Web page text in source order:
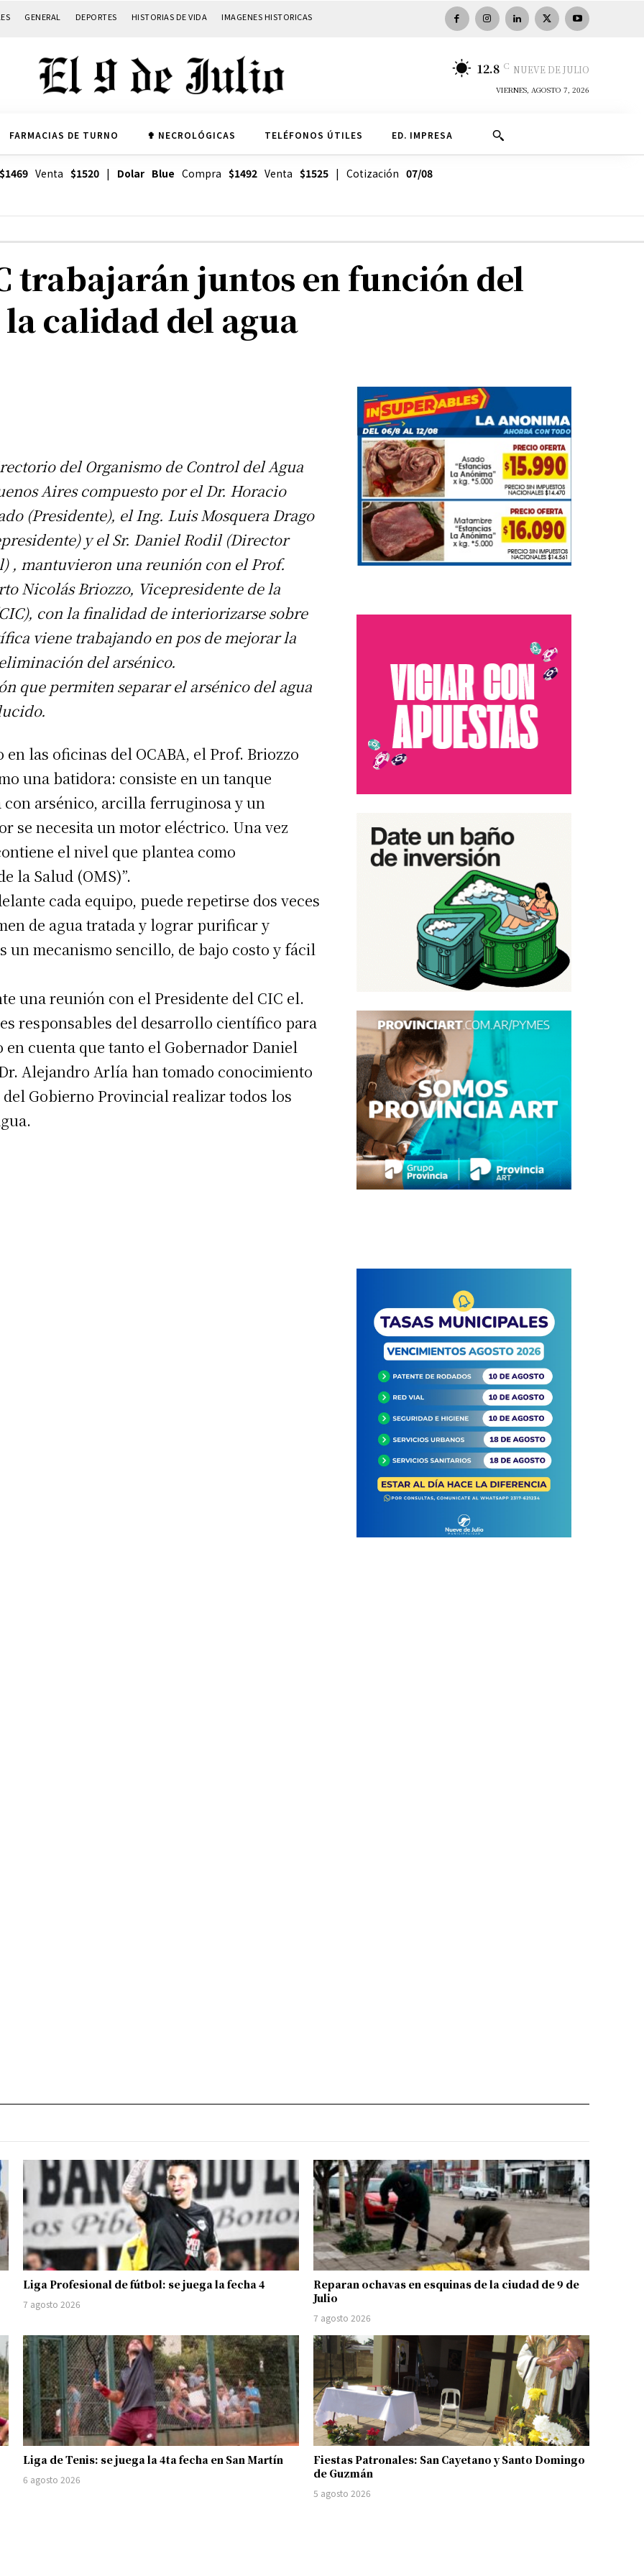
GENERAL DEPORTES HISTORIAS DE VIDA IMAGENES HISTORICAS
12.8 C NUEVE DE JULIO
VIERNES, AGOSTO 7, 2026
FARMACIAS DE TURNO ✟ NECROLÓGICAS TELÉFONOS ÚTILES ED. IMPRESA
$1469Venta $1520| Dolar Blue Compra $1492Venta $1525| Cotización 07/08
trabajarán juntos en función del
calidad del agua
del Organismo de Control del Agua
Aires compuesto por el Dr. Horacio
(Presidente), el Ing. Luis Mosquera Drago
y el Sr. Daniel Rodil (Director
, mantuvieron una reunión con el Prof.
Nicolás Briozzo, Vicepresidente de la
con la finalidad de interiorizarse sobre
viene trabajando en pos de mejorar la
del arsénico.
que permiten separar el arsénico del agua
las oficinas del OCABA, el Prof. Briozzo
una batidora: consiste en un tanque
con arsénico, arcilla ferruginosa y un
se necesita un motor eléctrico. Una vez
el nivel que plantea como
la Salud (OMS)”.
cada equipo, puede repetirse dos veces
de agua tratada y lograr purificar y
un mecanismo sencillo, de bajo costo y fácil
una reunión con el Presidente del CIC el.
responsables del desarrollo científico para
cuenta que tanto el Gobernador Daniel
Alejandro Arlía han tomado conocimiento
Gobierno Provincial realizar todos los
Liga Profesional de fútbol: se juega la fecha 4
7 agosto 2026
Reparan ochavas en esquinas de la ciudad de 9 de
Julio
7 agosto 2026
Liga de Tenis: se juega la 4ta fecha en San Martín
6 agosto 2026
Fiestas Patronales: San Cayetano y Santo Domingo
de Guzmán
5 agosto 2026